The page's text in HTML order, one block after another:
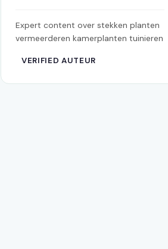
Expert content over stekken planten
vermeerderen kamerplanten tuinieren
VERIFIED AUTEUR